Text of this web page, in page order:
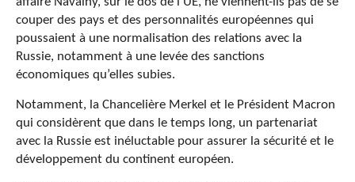
couper des pays et des personnalités européennes qui
poussaient à une normalisation des relations avec la
Russie, notamment à une levée des sanctions
économiques qu’elles subies.
Notamment, la Chancelière Merkel et le Président Macron
qui considèrent que dans le temps long, un partenariat
avec la Russie est inéluctable pour assurer la sécurité et le
développement du continent européen.